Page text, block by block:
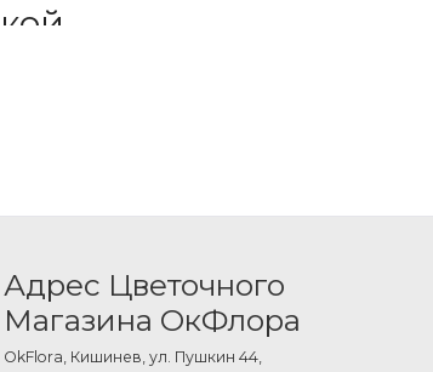
с вниманием к деталям и
Адрес Цветочного
Магазина ОкФлора
OkFlora, Кишинев, ул. Пушкин 44,